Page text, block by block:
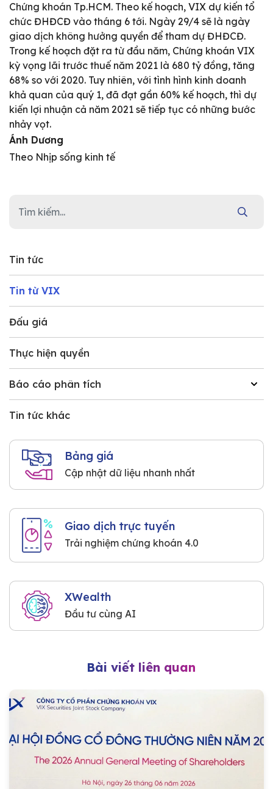
Tin tức
Tin từ VIX
Đấu giá
Thực hiện quyền
Báo cáo phân tích
Tin tức khác
Bảng giá
Cập nhật dữ liệu nhanh nhất
Giao dịch trực tuyến
Trải nghiệm chứng khoán 4.0
XWealth
Đầu tư cùng AI
Chứng khoán Tp.HCM. Theo kế hoạch, VIX dự kiến tổ
chức ĐHĐCĐ vào tháng 6 tới. Ngày 29/4 sẽ là ngày
giao dịch không hưởng quyền để tham dự ĐHĐCĐ.
Trong kế hoạch đặt ra từ đầu năm, Chứng khoán VIX
kỳ vọng lãi trước thuế năm 2021 là 680 tỷ đồng, tăng
68% so với 2020. Tuy nhiên, với tình hình kinh doanh
khả quan của quý 1, đã đạt gần 60% kế hoạch, thì dự
kiến lợi nhuận cả năm 2021 sẽ tiếp tục có những bước
nhảy vọt.
Ánh Dương
Theo Nhịp sống kinh tế
Bài viết liên quan